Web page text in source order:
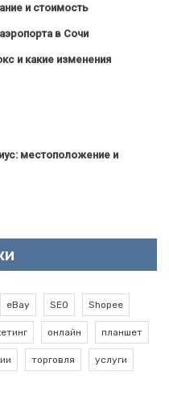
и стоимость
в Сочи
и какие изменения
местоположение и
eBay SEO Shopee
онлайн планшет
торговля услуги